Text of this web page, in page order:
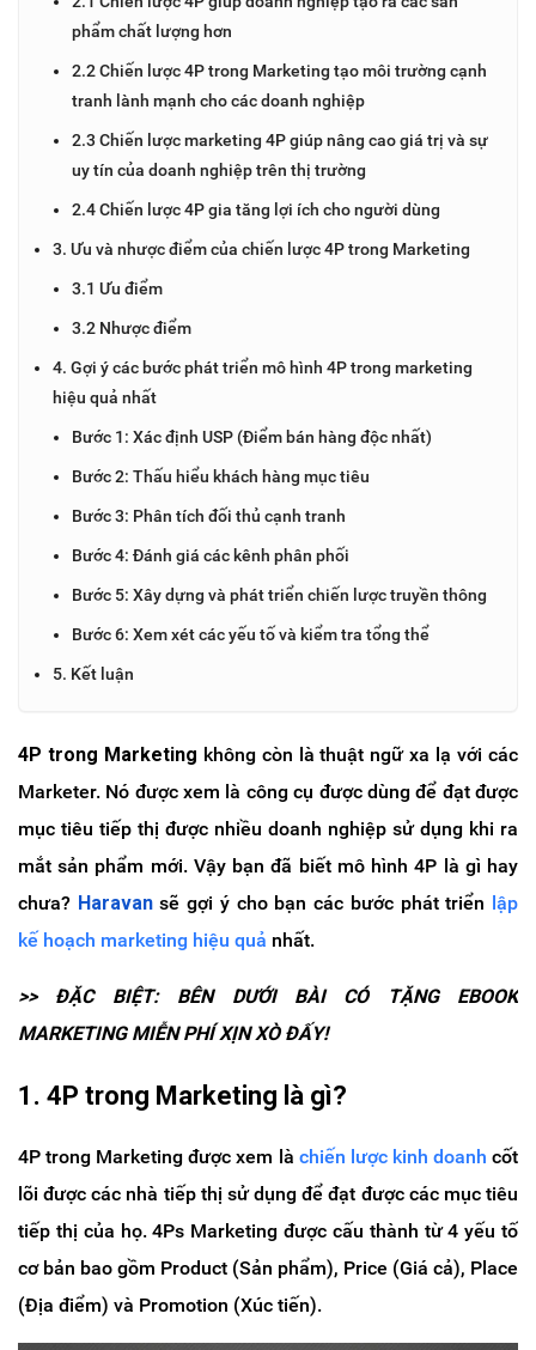
phẩm chất lượng hơn
2.2 Chiến lược 4P trong Marketing tạo môi trường cạnh
tranh lành mạnh cho các doanh nghiệp
2.3 Chiến lược marketing 4P giúp nâng cao giá trị và sự
uy tín của doanh nghiệp trên thị trường
2.4 Chiến lược 4P gia tăng lợi ích cho người dùng
3. Ưu và nhược điểm của chiến lược 4P trong Marketing
3.1 Ưu điểm
3.2 Nhược điểm
4. Gợi ý các bước phát triển mô hình 4P trong marketing
hiệu quả nhất
Bước 1: Xác định USP (Điểm bán hàng độc nhất)
Bước 2: Thấu hiểu khách hàng mục tiêu
Bước 3: Phân tích đối thủ cạnh tranh
Bước 4: Đánh giá các kênh phân phối
Bước 5: Xây dựng và phát triển chiến lược truyền thông
Bước 6: Xem xét các yếu tố và kiểm tra tổng thể
5. Kết luận
4P trong Marketing không còn là thuật ngữ xa lạ với các
Marketer. Nó được xem là công cụ được dùng để đạt được
mục tiêu tiếp thị được nhiều doanh nghiệp sử dụng khi ra
mắt sản phẩm mới. Vậy bạn đã biết mô hình 4P là gì hay
chưa? Haravansẽ gợi ý cho bạn các bước phát triển lập
kế hoạch marketing hiệu quả nhất.
>> ĐẶC BIỆT: BÊN DƯỚI BÀI CÓ TẶNG EBOOK
MARKETING MIỄN PHÍ XỊN XÒ ĐẤY!
1. 4P trong Marketing là gì?
4P trong Marketing được xem là chiến lược kinh doanh cốt
lõi được các nhà tiếp thị sử dụng để đạt được các mục tiêu
tiếp thị của họ. 4Ps Marketing được cấu thành từ 4 yếu tố
cơ bản bao gồm Product (Sản phẩm), Price (Giá cả), Place
(Địa điểm) và Promotion (Xúc tiến).